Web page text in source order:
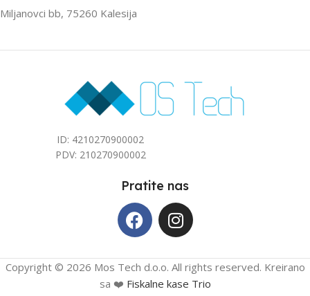
Miljanovci bb, 75260 Kalesija
ID: 4210270900002
PDV: 210270900002
Pratite nas
Copyright © 2026 Mos Tech d.o.o. All rights reserved. Kreirano
sa ❤️ Fiskalne kase Trio